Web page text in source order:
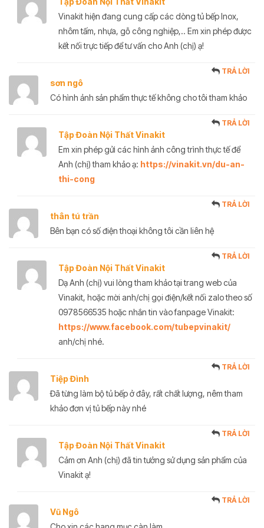
Vinakit hiện đang cung cấp các dòng tủ bếp Inox,
nhôm tấm, nhựa, gỗ công nghiệp,.. Em xin phép được
kết nối trực tiếp để tư vấn cho Anh (chị) ạ!
sơn ngô
TRẢ LỜI
Có hình ảnh sản phẩm thực tế không cho tôi tham khảo
Tập Đoàn Nội Thất Vinakit
TRẢ LỜI
Em xin phép gửi các hình ảnh công trình thực tế để
Anh (chị) tham khảo ạ: https://vinakit.vn/du-an-
thi-cong
thân tú trần
TRẢ LỜI
Bên bạn có số điện thoại không tôi cần liên hệ
Tập Đoàn Nội Thất Vinakit
TRẢ LỜI
Dạ Anh (chị) vui lòng tham khảo tại trang web của
Vinakit, hoặc mời anh/chị gọi điện/kết nối zalo theo số
0978566535 hoặc nhắn tin vào fanpage Vinakit:
https://www.facebook.com/tubepvinakit/
anh/chị nhé.
Tiệp Đình
TRẢ LỜI
Đã từng làm bộ tủ bếp ở đây, rất chất lượng, nêm tham
khảo đơn vị tủ bếp này nhé
Tập Đoàn Nội Thất Vinakit
TRẢ LỜI
Cảm ơn Anh (chị) đã tin tưởng sử dụng sản phẩm của
Vinakit ạ!
Vũ Ngô
TRẢ LỜI